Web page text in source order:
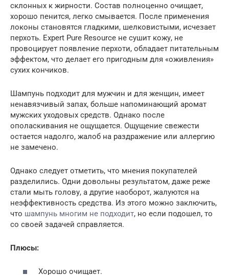
склонных к жирности. Состав полноценно очищает,
хорошо пенится, легко смывается. После применения
локоны становятся гладкими, шелковистыми, исчезает
перхоть. Expert Pure Resource не сушит кожу, не
провоцирует появление перхоти, обладает питательным
эффектом, что делает его пригодным для «оживления»
сухих кончиков.
Шампунь подходит для мужчин и для женщин, имеет
ненавязчивый запах, больше напоминающий аромат
мужских уходовых средств. Однако после
ополаскивания не ощущается. Ощущение свежести
остается надолго, жалоб на раздражение или аллергию
не замечено.
Однако следует отметить, что мнения покупателей
разделились. Одни довольны результатом, даже реже
стали мыть голову, а другие наоборот, жалуются на
неэффективность средства. Из этого можно заключить,
что шампунь многим не подходит, но если подошел, то
со своей задачей справляется.
Плюсы:
Хорошо очищает.